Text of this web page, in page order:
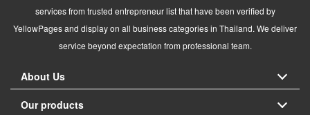
services from trusted entrepreneur list that have been verified by
YellowPages and display on all business categories in Thailand. We deliver
service beyond expectation from professional team.
About Us
Our products